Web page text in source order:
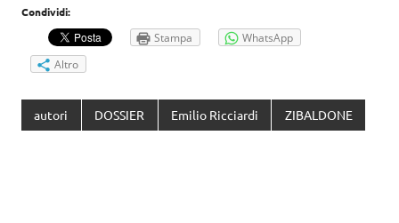
Condividi:
Stampa
WhatsApp
Altro
autori DOSSIER Emilio Ricciardi ZIBALDONE